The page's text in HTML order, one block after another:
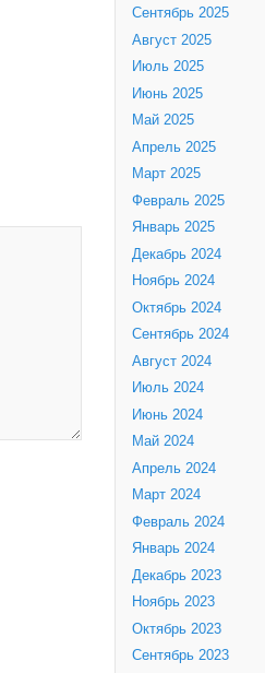
Сентябрь 2025
Август 2025
Июль 2025
Июнь 2025
Май 2025
Апрель 2025
Март 2025
Февраль 2025
Январь 2025
Декабрь 2024
Ноябрь 2024
Октябрь 2024
Сентябрь 2024
Август 2024
Июль 2024
Июнь 2024
Май 2024
Апрель 2024
Март 2024
Февраль 2024
Январь 2024
Декабрь 2023
Ноябрь 2023
Октябрь 2023
Сентябрь 2023